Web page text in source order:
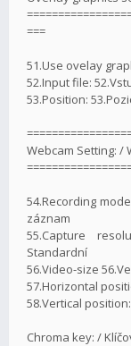
===
51.Use ovelay
52.Input file:
53.Position:
Webcam Setting: /
54.Recording
záznam
55.Capture
Standardní
56.Video-size
57.Horizontal
58.Vertical
Chroma key: /